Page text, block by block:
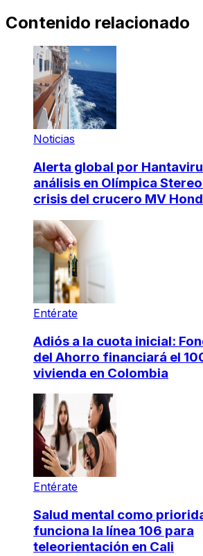
Contenido relacionado
Noticias
Alerta global por
análisis en Olímpica
crisis del crucero MV
Entérate
Adiós a la cuota inicial:
del Ahorro financiará el
vivienda en Colombia
Entérate
Salud mental como
funciona la línea 106 para
teleorientación en Cali